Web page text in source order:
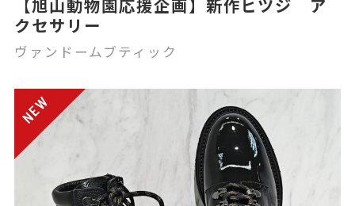
クセサリー
ヴァンドームブティック